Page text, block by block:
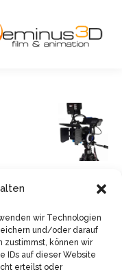
wir Technologien
und/oder darauf
zustimmst, können wir
IDs auf dieser Website
erteilst oder
3D